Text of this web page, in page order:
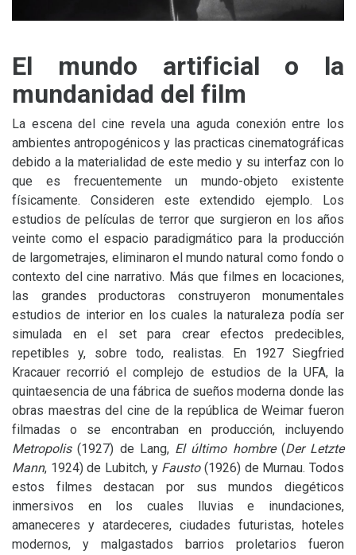
El mundo artificial o la
mundanidad del film
La escena del cine revela una aguda conexión entre los
ambientes antropogénicos y las practicas cinematográficas
debido a la materialidad de este medio y su interfaz con lo
que es frecuentemente un mundo-objeto existente
físicamente. Consideren este extendido ejemplo. Los
estudios de películas de terror que surgieron en los años
veinte como el espacio paradigmático para la producción
de largometrajes, eliminaron el mundo natural como fondo o
contexto del cine narrativo. Más que filmes en locaciones,
las grandes productoras construyeron monumentales
estudios de interior en los cuales la naturaleza podía ser
simulada en el set para crear efectos predecibles,
repetibles y, sobre todo, realistas. En 1927 Siegfried
Kracauer recorrió el complejo de estudios de la UFA, la
quintaesencia de una fábrica de sueños moderna donde las
obras maestras del cine de la república de Weimar fueron
filmadas o se encontraban en producción, incluyendo
Metropolis(1927) de Lang, El último hombre (Der Letzte
Mann, 1924) de Lubitch, y Fausto(1926) de Murnau. Todos
estos filmes destacan por sus mundos diegéticos
inmersivos en los cuales lluvias e inundaciones,
amaneceres y atardeceres, ciudades futuristas, hoteles
modernos, y malgastados barrios proletarios fueron